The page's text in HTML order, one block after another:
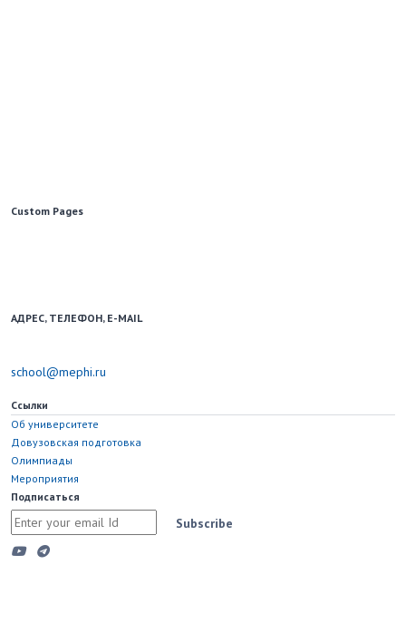
Custom Pages
АДРЕС, ТЕЛЕФОН, E-MAIL
school@mephi.ru
Ссылки
Об университете
Довузовская подготовка
Олимпиады
Мероприятия
Подписаться
Subscribe